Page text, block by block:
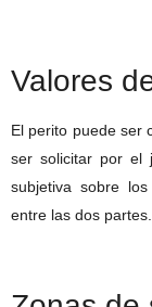
Valores
El perito puede ser
ser solicitar por el
subjetiva sobre
entre las dos partes.